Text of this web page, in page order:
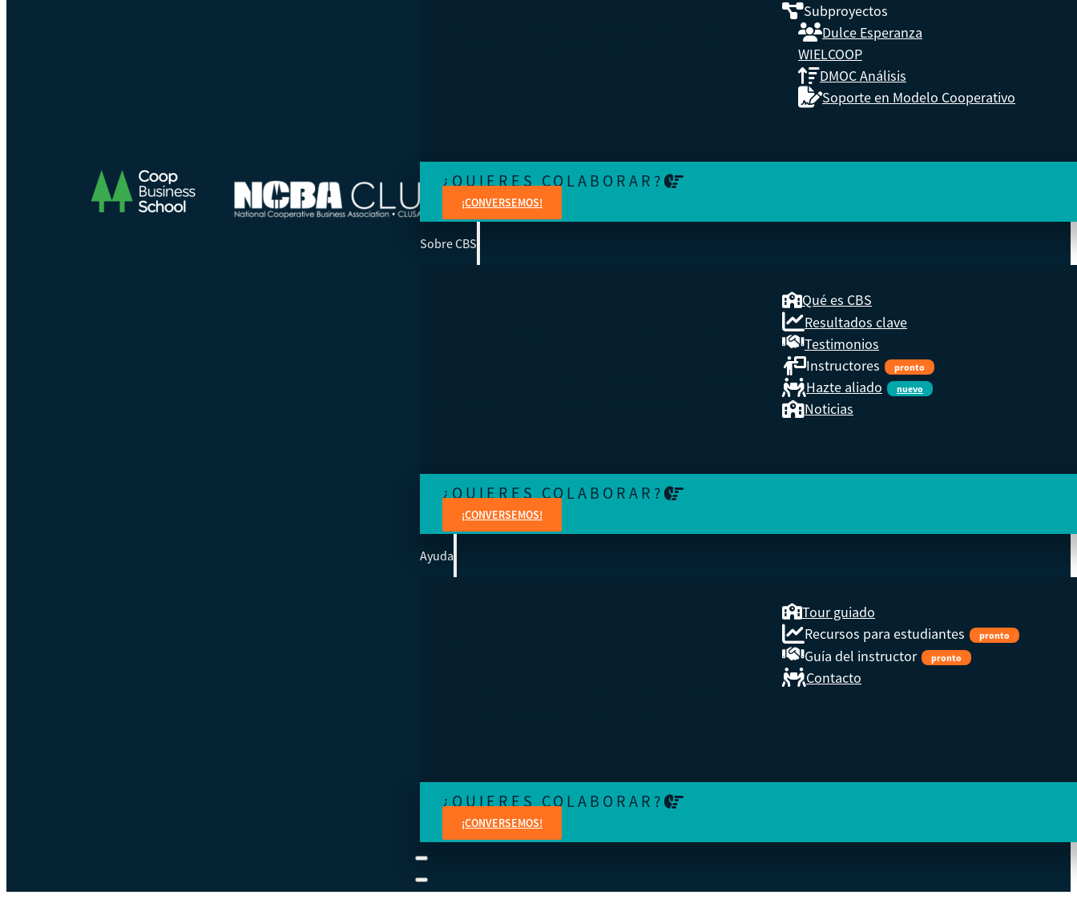
Subproyectos
Dulce Esperanza
WIELCOOP
DMOC Análisis
Soporte en Modelo Cooperativo
¿QUIERES COLABORAR?
¡CONVERSEMOS!
Sobre CBS
Qué es CBS
Resultados clave
Testimonios
Instructores
pronto
Hazte aliado nuevo
Noticias
¿QUIERES COLABORAR?
¡CONVERSEMOS!
Ayuda
Tour guiado
Recursos para estudiantes
pronto
Guía del instructor pronto
Contacto
¿QUIERES COLABORAR?
¡CONVERSEMOS!